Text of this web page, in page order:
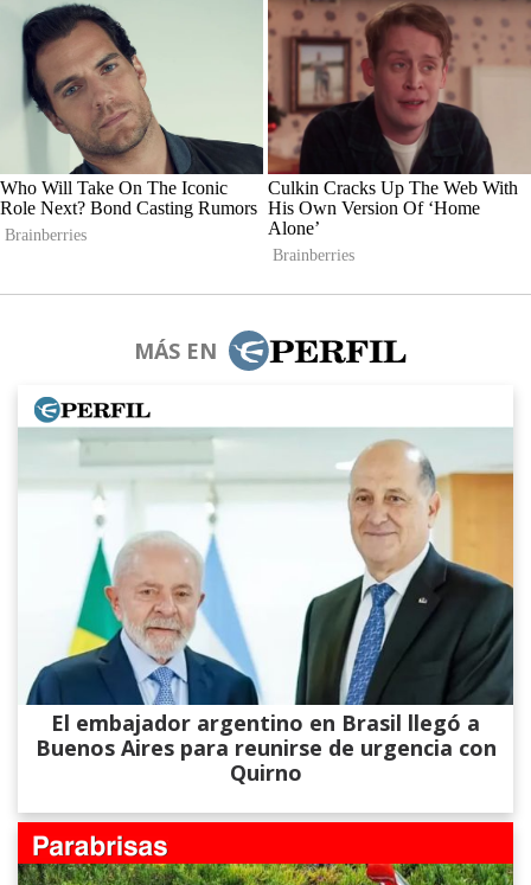
MÁS EN
El embajador argentino en Brasil llegó a
Buenos Aires para reunirse de urgencia con
Quirno